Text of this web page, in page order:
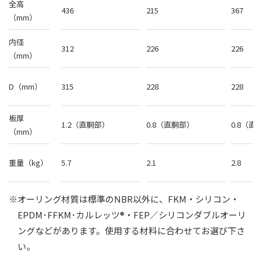
全高
（mm）
436 215 367
内径
（mm）
312 226 226
D（mm） 315 228 228
板厚
（mm）
1.2（直胴部） 0.8（直胴部） 0.8（直
重量（kg） 5.7 2.1 2.8
※オーリング材質は標準のNBR以外に、FKM・シリコン・
EPDM･FFKM･カルレッツ®・FEP／シリコンダブルオーリ
ングなどがあります。 使用する材料に合わせてお選び下さ
い。